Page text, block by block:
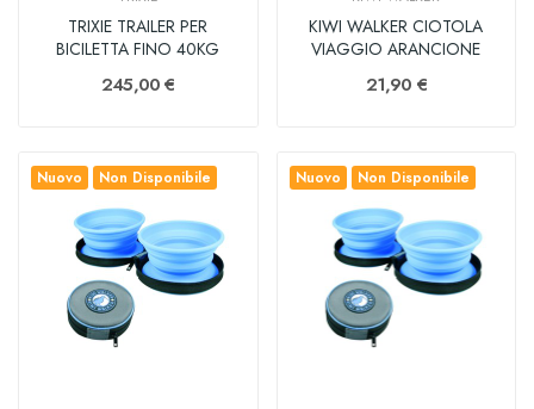
TRIXIE TRAILER PER
BICILETTA FINO 40KG
245,00 €
KIWI WALKER CIOTOLA
VIAGGIO ARANCIONE
21,90 €
Nuovo Non Disponibile Nuovo Non Disponibile